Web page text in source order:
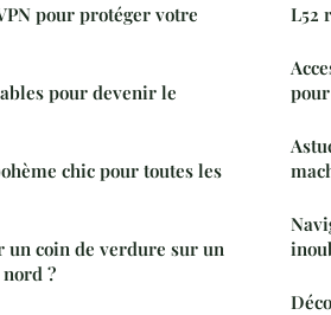
pour protéger votre
pour devenir le
chic pour toutes les
un coin de verdure sur un
?
L52